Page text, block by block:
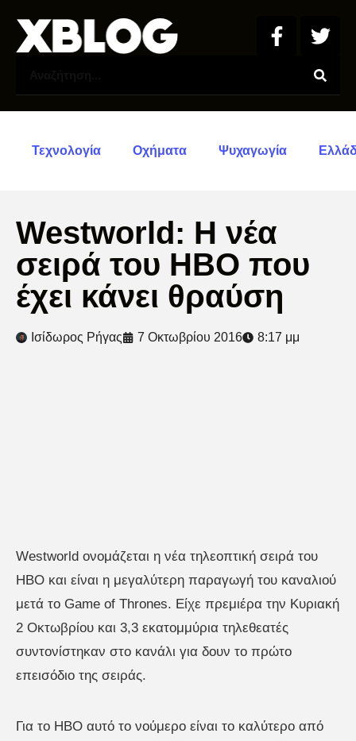
Τεχνολογία Οχήματα Ψυχαγωγία
Westworld: Η νέα
σειρά του HBO που
έχει κάνει θραύση
Ισίδωρος Ρήγας 7 Οκτωβρίου 2016 8:17 μμ
Westworld ονομάζεται η νέα τηλεοπτική σειρά του
HBO και είναι η μεγαλύτερη παραγωγή του καναλιού
μετά το Game of Thrones. Είχε πρεμιέρα την Κυριακή
2 Οκτωβρίου και 3,3 εκατομμύρια τηλεθεατές
συντονίστηκαν στο κανάλι για δουν το πρώτο
επεισόδιο της σειράς.
Για το HBO αυτό το νούμερο είναι το καλύτερο από